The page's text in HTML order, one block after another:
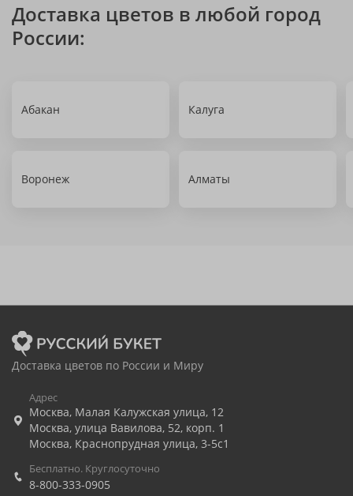
Доставка цветов в любой город
России:
Абакан Калуга
Воронеж Алматы
Доставка цветов по России и Миру
Адрес
Москва, Малая Калужская улица, 12
Москва, улица Вавилова, 52, корп. 1
Москва, Краснопрудная улица, 3-5с1
Бесплатно. Круглосуточно
8-800-333-0905